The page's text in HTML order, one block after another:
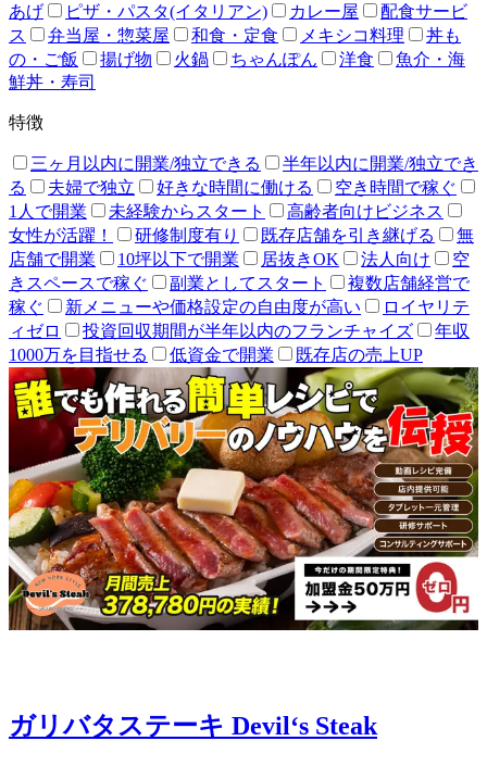
あげ
ピザ・パスタ(イタリアン) カレー屋
配食サービ
ス
弁当屋・惣菜屋 和食・定食 メキシコ料理
丼も
の・ご飯
揚げ物 火鍋 ちゃんぽん 洋食
魚介・海
鮮丼・寿司
特徴
三ヶ月以内に開業/独立できる
半年以内に開業/独立でき
る
夫婦で独立 好きな時間に働ける
空き時間で稼ぐ
1人で開業
未経験からスタート
高齢者向けビジネス
女性が活躍！
研修制度有り 既存店舗を引き継げる
無
店舗で開業
10坪以下で開業 居抜きOK 法人向け
空
きスペースで稼ぐ
副業としてスタート
複数店舗経営で
稼ぐ
新メニューや価格設定の自由度が高い
ロイヤリテ
ィゼロ
投資回収期間が半年以内のフランチャイズ
年収
1000万を目指せる
低資金で開業 既存店の売上UP
ガリバタステーキ Devil‘s Steak